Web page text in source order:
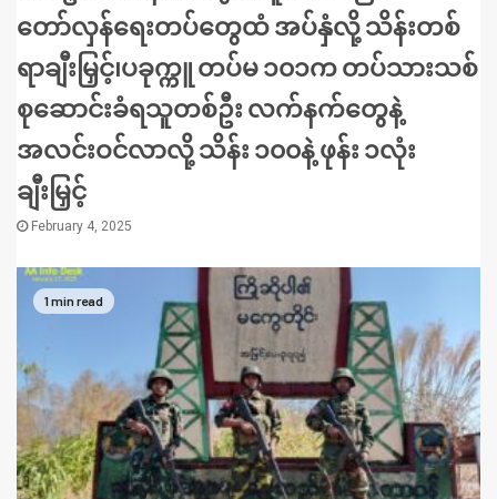
တော်လှန်ရေးတပ်တွေထံ အပ်နှံလို့ သိန်းတစ်
ရာချီးမြှင့်၊ပခုက္ကူ တပ်မ ၁၀၁က တပ်သားသစ်
စုဆောင်းခံရသူတစ်ဦး လက်နက်တွေနဲ့
အလင်းဝင်လာလို့ သိန်း ၁၀၀နဲ့ ဖုန်း ၁လုံး
ချီးမြှင့်
February 4, 2025
1 min read